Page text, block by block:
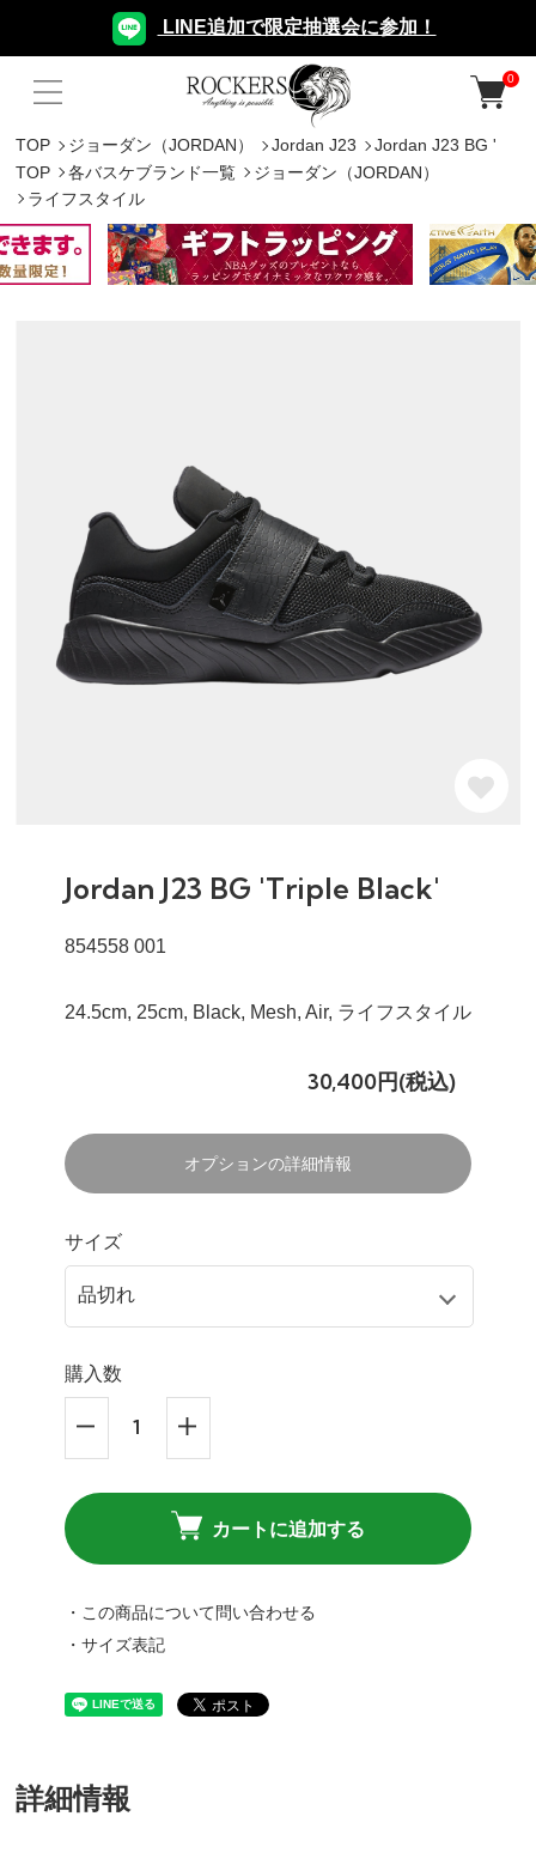
LINE追加で限定抽選会に参加！
0
TOP ジョーダン（JORDAN） Jordan J23
Jordan J23 BG '
TOP
各バスケブランド一覧
ジョーダン（JORDAN）
ライフスタイル
Jordan J23 BG 'Triple Black'
854558 001
24.5cm, 25cm, Black, Mesh, Air, ライフスタイル
30,400円(税込)
オプションの詳細情報
サイズ
購入数
カートに追加する
・この商品について問い合わせる
・サイズ表記
詳細情報